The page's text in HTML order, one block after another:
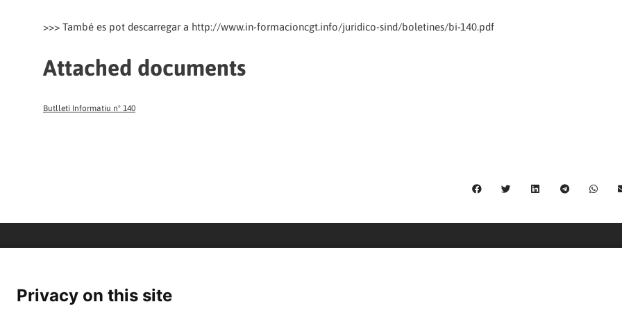
>>> També es pot descarregar a http://www.in-formacioncgt.info/juridico-sind/boletines/bi-140.pdf
Attached documents
Butlletí Informatiu nº 140
Privacy on this site